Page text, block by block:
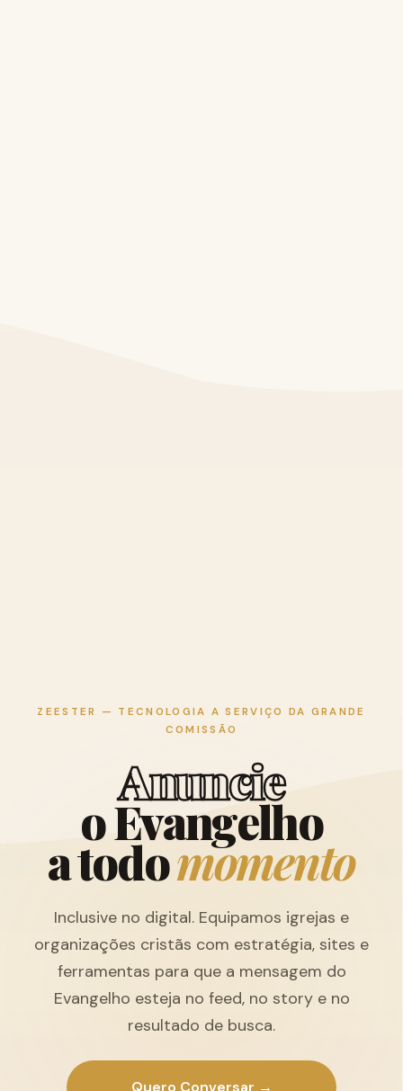
ZEESTER — TECNOLOGIA A SERVIÇO DA GRANDE
COMISSÃO
Anuncie
oEvangelho
atodomomento
Inclusive no digital. Equipamos igrejas e
organizações cristãs com estratégia, sites e
ferramentas para que a mensagem do
Evangelho esteja no feed, no story e no
resultado de busca.
Quero Conversar →